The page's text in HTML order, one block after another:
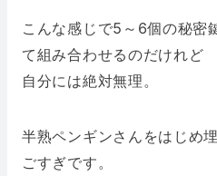
こんな感じで5～6個の秘密
て組み合わせるのだけれど
自分には絶対無理。
半熟ペンギンさんをはじめ
ごすぎです。